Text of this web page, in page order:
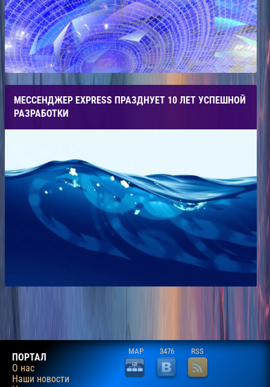
МЕССЕНДЖЕР EXPRESS ПРАЗДНУЕТ 10 ЛЕТ УСПЕШНОЙ
РАЗРАБОТКИ
ПОРТАЛ
О нас
Наши новости
MAP 3476 RSS